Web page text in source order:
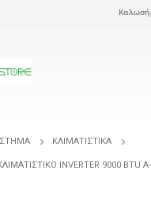
ΚΛΙΜΑΤΙΣΤΙΚΆ
INVERTER 9000 BTU